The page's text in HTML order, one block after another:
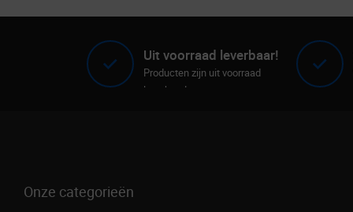
Uit voorraad leverbaar!
Producten zijn uit voorraad
leverbaar!
Onze categorieën